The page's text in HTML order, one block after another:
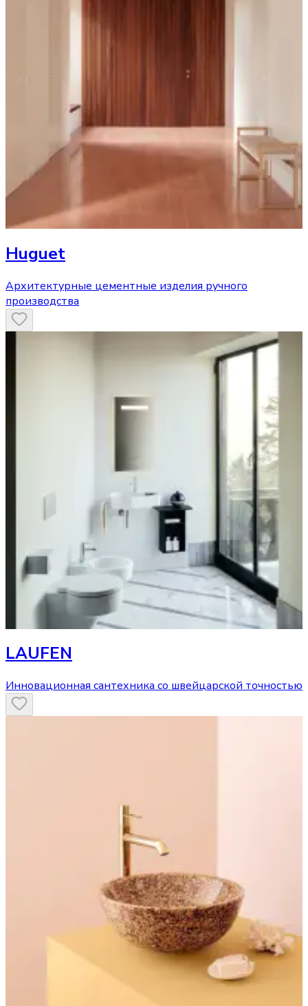
Huguet
Архитектурные цементные изделия ручного
производства
LAUFEN
Инновационная сантехника со швейцарской точностью